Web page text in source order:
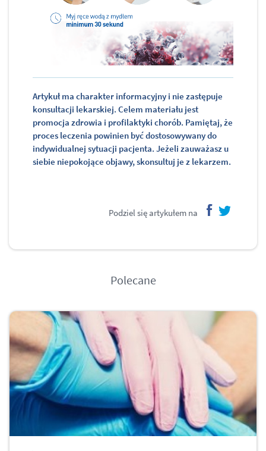
Artykuł ma charakter informacyjny i nie zastępuje
konsultacji lekarskiej. Celem materiału jest
promocja zdrowia i profilaktyki chorób. Pamiętaj, że
proces leczenia powinien być dostosowywany do
indywidualnej sytuacji pacjenta. Jeżeli zauważasz u
siebie niepokojące objawy, skonsultuj je z lekarzem.
Podziel się artykułem na
Polecane